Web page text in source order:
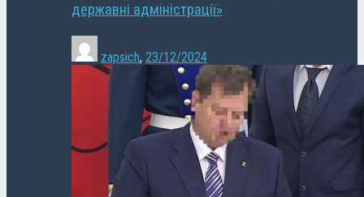
державні адміністрації»
zapsich, 23/12/2024